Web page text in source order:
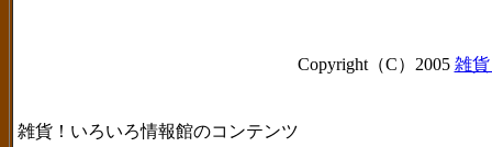
Copyright（C）2005 雑
雑貨！いろいろ情報館のコンテンツ